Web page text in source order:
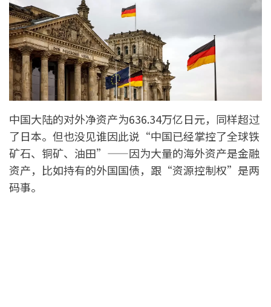
中国大陆的对外净资产为636.34万亿日元，同样超过
了日本。但也没见谁因此说“中国已经掌控了全球铁
矿石、铜矿、油田”——因为大量的海外资产是金融
资产，比如持有的外国国债，跟“资源控制权”是两
码事。